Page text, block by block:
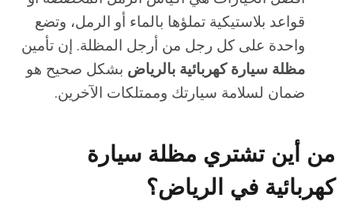
قواعد بلاستيكية تملؤها بالماء أو الرمل، وتضع
واحدة على كل رجل من أرجل المظلة. إن تأمين
مظلة سيارة كهربائية بالرياض بشكل صحيح هو
ضمان لسلامة سيارتك وممتلكات الآخرين.
من أين تشتري مظلة سيارة
كهربائية في الرياض؟